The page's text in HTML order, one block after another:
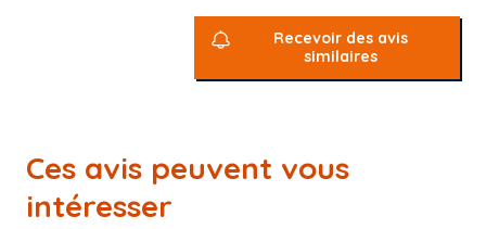
Recevoir des avis
similaires
Ces avis peuvent vous
intéresser